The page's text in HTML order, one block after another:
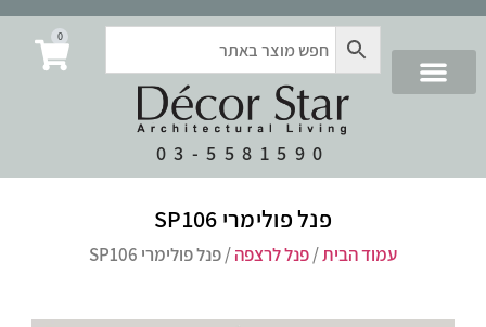
03-5581590
0
פנל פולימרי SP106
עמוד הבית/פנל לרצפה/ פנל פולימרי SP106